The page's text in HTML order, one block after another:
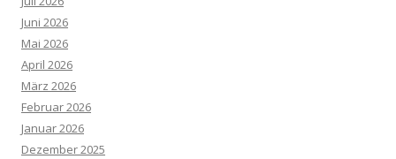
Juni 2026
Mai 2026
April 2026
März 2026
Februar 2026
Januar 2026
Dezember 2025